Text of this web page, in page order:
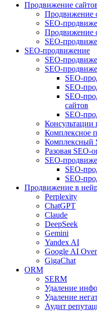
Продвижение
Продвижение
SEO-
Продвижение
SEO-
SEO-продвижение
SEO-
SEO-
SEO-
SEO-
SEO-
сайтов
SEO-
Консультации
Комплексное
Комплексный
Разовая SEO-
SEO-
SEO-
SEO-
Продвижение в
Perplexity
ChatGPT
Claude
DeepSeek
Gemini
Yandex AI
Google AI
GigaChat
ORM
SERM
Удаление
Удаление
Аудит